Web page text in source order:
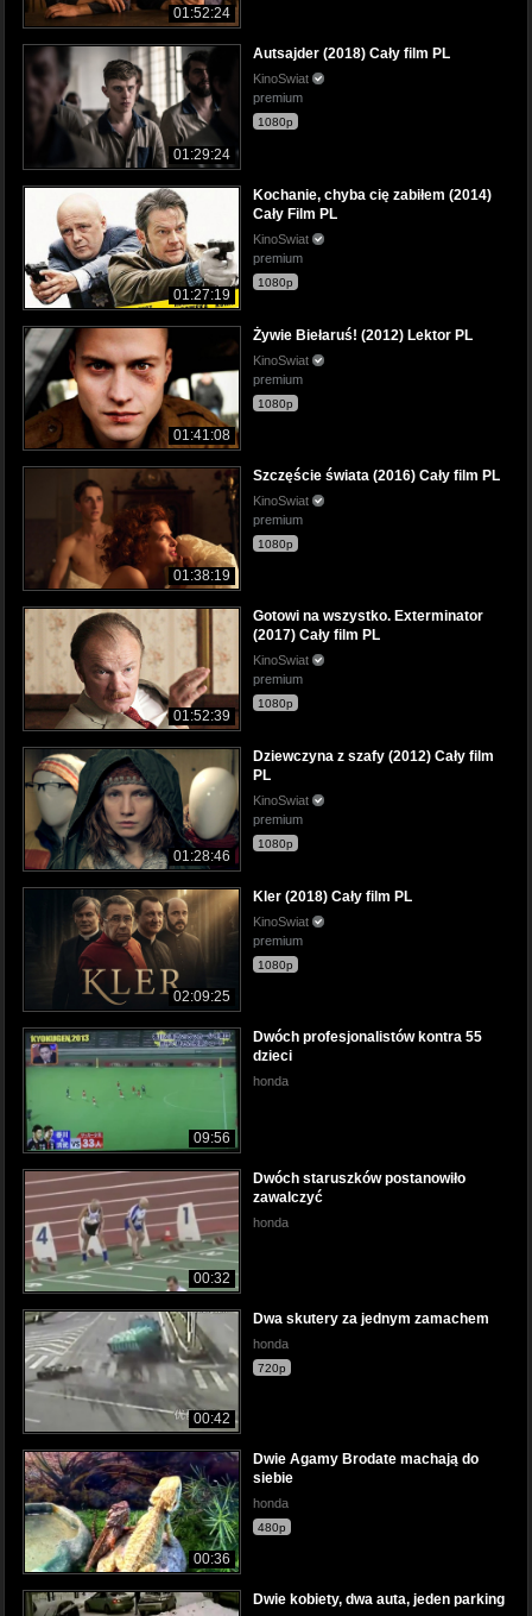
01:52:24
01:29:24
Autsajder (2018) Cały film PL
KinoSwiat
premium
1080p
01:27:19
Kochanie, chyba cię zabiłem (2014)
Cały Film PL
KinoSwiat
premium
1080p
01:41:08
Żywie Biełaruś! (2012) Lektor PL
KinoSwiat
premium
1080p
01:38:19
Szczęście świata (2016) Cały film PL
KinoSwiat
premium
1080p
01:52:39
Gotowi na wszystko. Exterminator
(2017) Cały film PL
KinoSwiat
premium
1080p
01:28:46
Dziewczyna z szafy (2012) Cały film
PL
KinoSwiat
premium
1080p
02:09:25
Kler (2018) Cały film PL
KinoSwiat
premium
1080p
09:56
Dwóch profesjonalistów kontra 55
dzieci
honda
00:32
Dwóch staruszków postanowiło
zawalczyć
honda
00:42
Dwa skutery za jednym zamachem
honda
720p
00:36
Dwie Agamy Brodate machają do
siebie
honda
480p
Dwie kobiety, dwa auta, jeden parking